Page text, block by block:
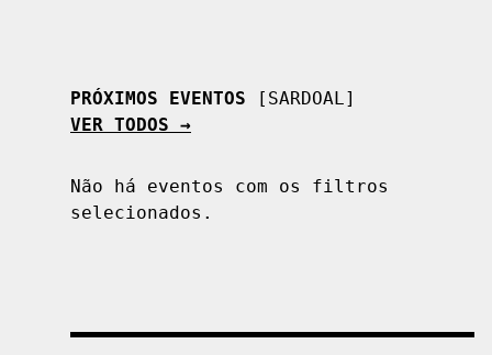
PRÓXIMOS EVENTOS
[SARDOAL]
VER TODOS →
Não há eventos com os filtros
selecionados.
Localizações